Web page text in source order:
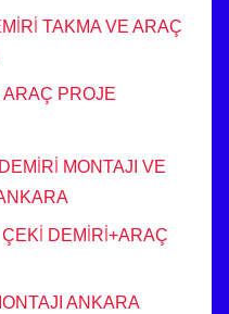
TAKMA VE ARAÇ
PROJE
MONTAJI VE
DEMİRİ+ARAÇ
ANKARA